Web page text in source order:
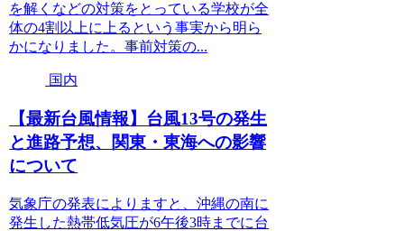
を解くなどの対策をとっている学校が全
体の4割以上に上るという事実から明ら
かになりました。事前対策の...
国内
【最新台風情報】台風13号の発生
と進路予想、関東・東海への影響
について
気象庁の発表によりますと、沖縄の南に
発生した熱帯低気圧が6午後3時までに台